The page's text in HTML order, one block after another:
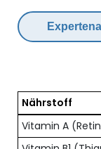
Übersicht
Nährstoff
Vitamin A